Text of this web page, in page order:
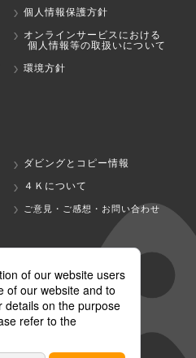
個人情報保護方針
オンラインサービスにおける
個人情報等の取扱いについて
環境方針
ダビングとコピー情報
４Ｋについて
ご意見・ご感想・お問い合わせ
テレ朝チャンネル